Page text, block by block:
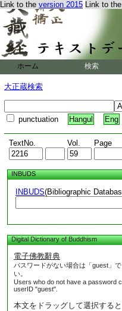
Link to the version 2015 Link to the
ホーム 検索
大正蔵検索
punctuation Hangul Eng
TextNo. Vol. Page
INBUDS
INBUDS(Bibliographic
Digital Dictionary of Buddhism
電子佛教辭典
パスワードがない場合は「guest」
い。
Users who do not have a password
userID "guest".
本文をドラッグして選択する